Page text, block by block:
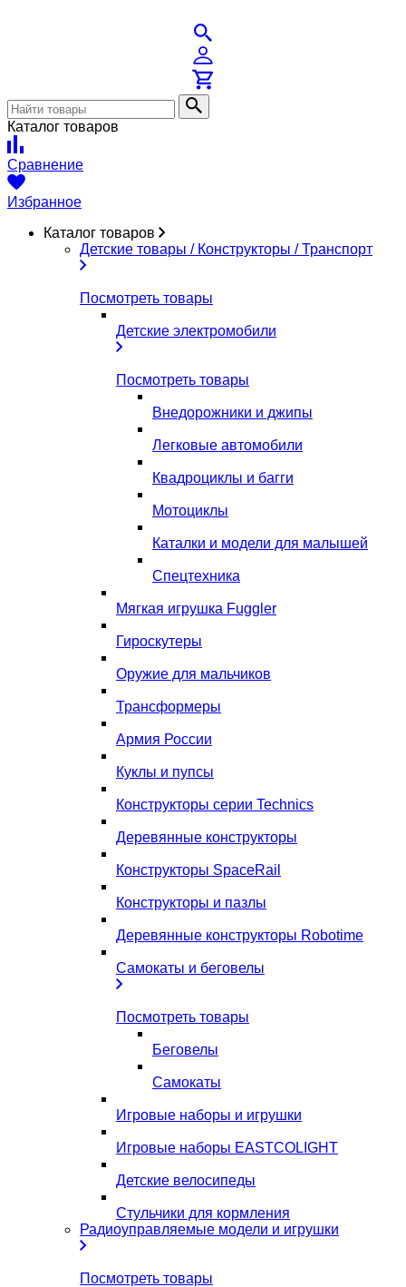
Каталог товаров
Сравнение
Избранное
Каталог товаров
Детские товары / Конструкторы / Транспорт
Посмотреть товары
Детские электромобили
Посмотреть товары
Внедорожники и джипы
Легковые автомобили
Квадроциклы и багги
Мотоциклы
Каталки и модели для малышей
Спецтехника
Мягкая игрушка Fuggler
Гироскутеры
Оружие для мальчиков
Трансформеры
Армия России
Куклы и пупсы
Конструкторы серии Technics
Деревянные конструкторы
Конструкторы SpaceRail
Конструкторы и пазлы
Деревянные конструкторы Robotime
Самокаты и беговелы
Посмотреть товары
Беговелы
Самокаты
Игровые наборы и игрушки
Игровые наборы EASTCOLIGHT
Детские велосипеды
Стульчики для кормления
Радиоуправляемые модели и игрушки
Посмотреть товары